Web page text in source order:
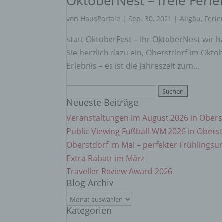
von HausPartale | Sep. 30, 2021 |Allgäu,
statt OktoberFest – Ihr OktoberNest wir
Sie herzlich dazu ein, Oberstdorf im
Erlebnis – es ist die Jahreszeit zum...
nach:
Neueste Beiträge
Veranstaltungen im August 2026 in
Public Viewing Fußball-WM 2026 in
Oberstdorf im Mai – perfekter
Extra Rabatt im März
Traveller Review Award 2026
Blog Archiv
Blog
Archiv
Kategorien
e)
f)